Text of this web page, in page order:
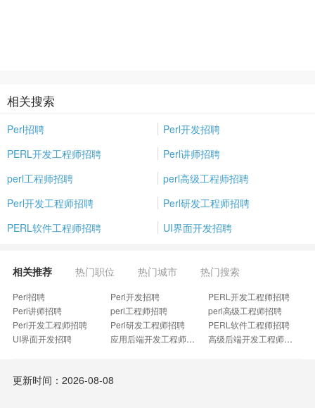
相关搜索
Perl招聘
Perl开发招聘
PERL开发工程师招聘
Perl讲师招聘
perl工程师招聘
perl高级工程师招聘
Perl开发工程师招聘
Perl研发工程师招聘
PERL软件工程师招聘
UI界面开发招聘
相关推荐 热门职位 热门城市 热门搜索
Perl招聘 Perl开发招聘
PERL开发工程师招聘
Perl讲师招聘
perl工程师招聘
perl高级工程师招聘
Perl开发工程师招聘
Perl研发工程师招聘
PERL软件工程师招聘
UI界面开发招聘
应用后端开发工程师招聘
高级后端开发工程师招聘
应用UI招聘
uii设计招聘
更新时间：2026-08-08